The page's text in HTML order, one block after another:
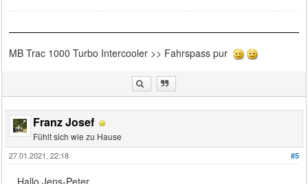
MB Trac 1000 Turbo Intercooler >> Fahrspass pur
Franz Josef
Fühlt sich wie zu Hause
#5
27.01.2021, 22:18